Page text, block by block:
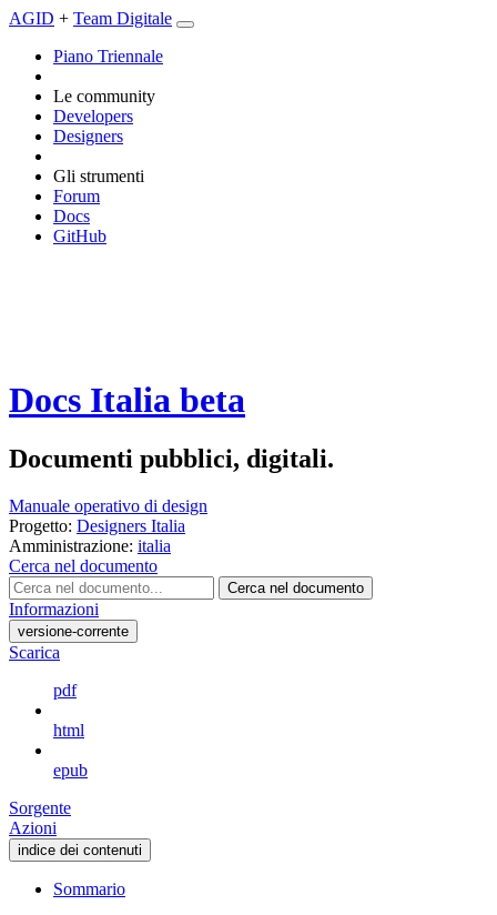
AGID + Team Digitale
Piano Triennale
Le community
Developers
Designers
Gli strumenti
Forum
Docs
GitHub
Docs Italia beta
Documenti pubblici, digitali.
Manuale operativo di design
Progetto: Designers Italia
Amministrazione: italia
Cerca nel documento
Cerca nel documento
Informazioni
versione-corrente
Scarica
pdf
html
epub
Sorgente
Azioni
indice dei contenuti
Sommario